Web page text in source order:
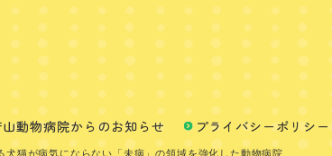
動物病院からのお知らせ プライバシーポリシー